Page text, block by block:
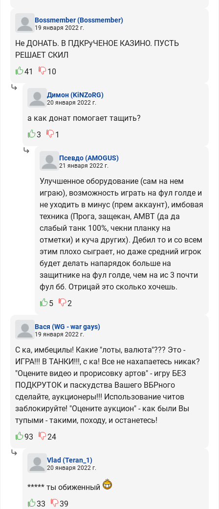
Bossmember(Bossmember)
19 января 2022 г.
Не ДОНАТЬ. В ПДКРуЧЕНОЕ КАЗИНО. ПУСТЬ
РЕШАЕТ СКИЛ
41
10
Димон(KiNZoRG)
20 января 2022 г.
а как донат помогает тащить?
3
1
Псевдо(AMOGUS)
21 января 2022 г.
Улучшенное оборудование (сам на нем
играю), возможность играть на фул голде и
не уходить в минус (прем аккаунт), имбовая
техника (Прога, защекан, АМВТ (да да
слабый танк 100%, чекни планку на
отметки) и куча других). Дебил то и со всем
этим плохо сыграет, но даже средний игрок
будет делать напарядок больше на
защитнике на фул голде, чем на ис 3 почти
фул бб. Отрицай это сколько хочешь.
5
2
Вася (WG - war gays)
19 января 2022 г.
С ка, имбецилы! Какие "лоты, валюта"??? Это -
ИГРА!!! В ТАНКИ!!!, с ка! Все не нахапаетесь никак?
"Оцените видео и прорисовку артов" - игру БЕЗ
ПОДКРУТОК и паскудства Вашего ВБРного
сделайте, аукционеры!!! Использование читов
заблокируйте! "Оцените аукцион" - как были Вы
тупыми - такими, походу, и останетесь!
93
24
Vlad(Teran_1)
20 января 2022 г.
***** ты обиженный
33
39